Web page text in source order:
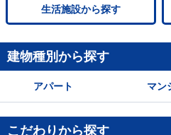
生活施設から探す
建物種別から探す
アパート マン
こだわりから探す